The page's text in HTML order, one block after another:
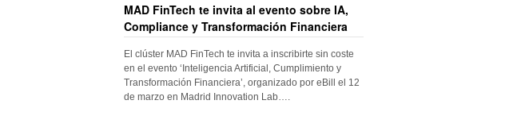
MAD FinTech te invita al evento sobre IA,
Compliance y Transformación Financiera
El clúster MAD FinTech te invita a inscribirte sin coste
en el evento ‘Inteligencia Artificial, Cumplimiento y
Transformación Financiera’, organizado por eBill el 12
de marzo en Madrid Innovation Lab….